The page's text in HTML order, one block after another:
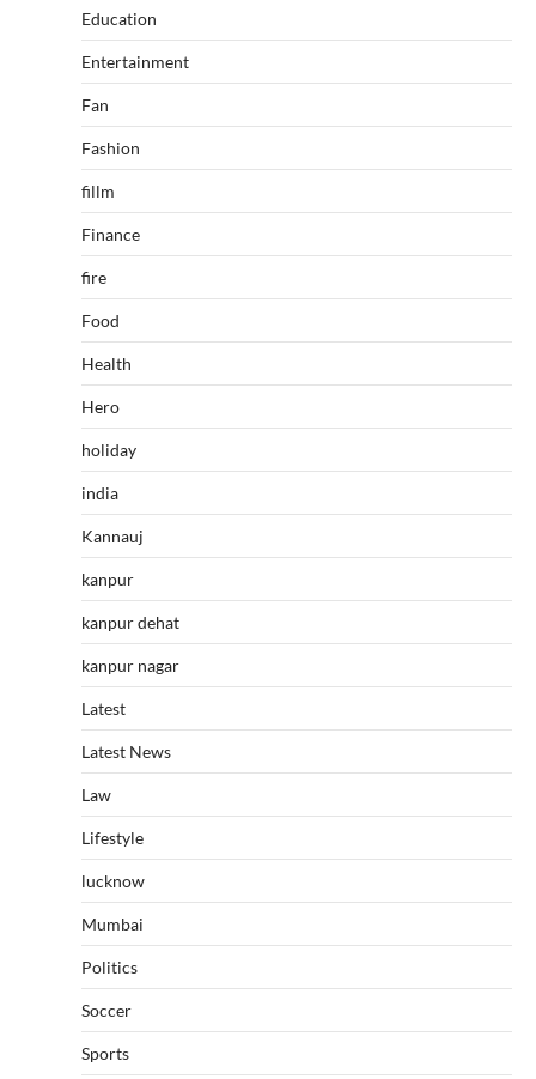
Education
Entertainment
Fan
Fashion
fillm
Finance
fire
Food
Health
Hero
holiday
india
Kannauj
kanpur
kanpur dehat
kanpur nagar
Latest
Latest News
Law
Lifestyle
lucknow
Mumbai
Politics
Soccer
Sports